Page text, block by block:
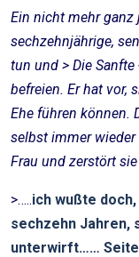
Ein nicht mehr ganz
sechzehnjährige,
tun und > Die
befreien. Er hat vor,
Ehe führen können.
selbst immer wieder
Frau und zerstört
>…..ich wußte
sechzehn Jahren,
unterwirft……